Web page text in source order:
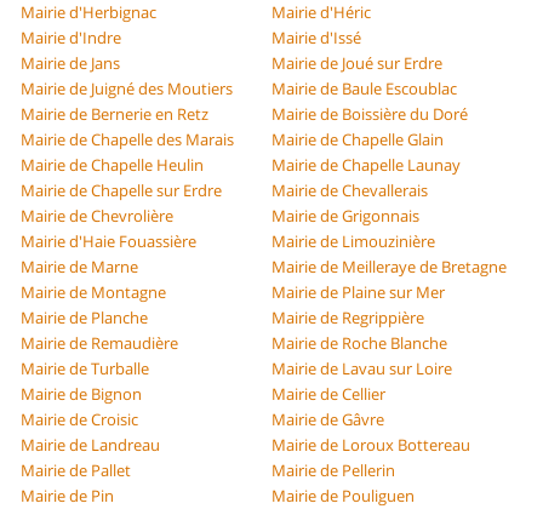
Mairie d'Herbignac
Mairie d'Héric
Mairie d'Indre
Mairie d'Issé
Mairie de Jans
Mairie de Joué sur Erdre
Mairie de Juigné des Moutiers
Mairie de Baule Escoublac
Mairie de Bernerie en Retz
Mairie de Boissière du Doré
Mairie de Chapelle des Marais
Mairie de Chapelle Glain
Mairie de Chapelle Heulin
Mairie de Chapelle Launay
Mairie de Chapelle sur Erdre
Mairie de Chevallerais
Mairie de Chevrolière
Mairie de Grigonnais
Mairie d'Haie Fouassière
Mairie de Limouzinière
Mairie de Marne
Mairie de Meilleraye de Bretagne
Mairie de Montagne
Mairie de Plaine sur Mer
Mairie de Planche
Mairie de Regrippière
Mairie de Remaudière
Mairie de Roche Blanche
Mairie de Turballe
Mairie de Lavau sur Loire
Mairie de Bignon
Mairie de Cellier
Mairie de Croisic
Mairie de Gâvre
Mairie de Landreau
Mairie de Loroux Bottereau
Mairie de Pallet
Mairie de Pellerin
Mairie de Pin
Mairie de Pouliguen